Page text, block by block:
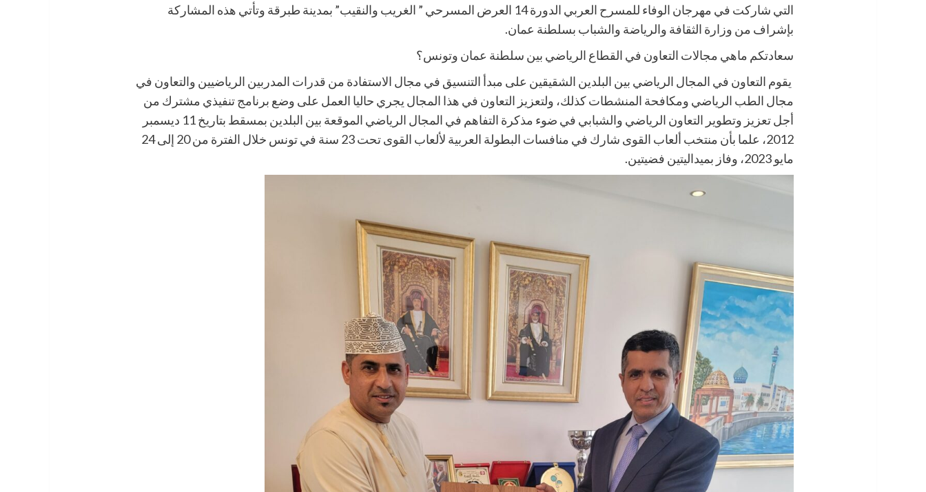
التي شاركت في مهرجان الوفاء للمسرح العربي الدورة 14 العرض المسرحي ” الغريب والنقيب” بمدينة طبرقة وتأتي هذه المشاركة
بإشراف من وزارة الثقافة والرياضة والشباب بسلطنة عمان.
سعادتكم ماهي مجالات التعاون في القطاع الرياضي بين سلطنة عمان وتونس؟
يقوم التعاون في المجال الرياضي بين البلدين الشقيقين على مبدأ التنسيق في مجال الاستفادة من قدرات المدربين الرياضيين والتعاون في
مجال الطب الرياضي ومكافحة المنشطات كذلك، ولتعزيز التعاون في هذا المجال يجري حاليا العمل على وضع برنامج تنفيذي مشترك من
أجل تعزيز وتطوير التعاون الرياضي والشبابي في ضوء مذكرة التفاهم في المجال الرياضي الموقعة بين البلدين بمسقط بتاريخ 11 ديسمبر
2012، علما بأن منتخب ألعاب القوى شارك في منافسات البطولة العربية لألعاب القوى تحت 23 سنة في تونس خلال الفترة من 20 إلى 24
مايو 2023، وفاز بميداليتين فضيتين.